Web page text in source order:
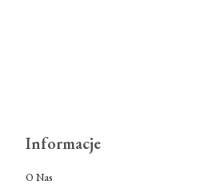
Informacje
O Nas